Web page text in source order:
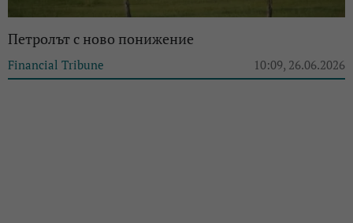
Петролът с ново понижение
Financial Tribune 10:09, 26.06.2026